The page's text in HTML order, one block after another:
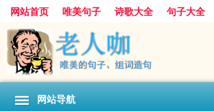
网站首页 唯美句子 诗歌大全 句子大全
人生感悟
其他美文 美文欣赏
感人故事
句子分类
网站导航